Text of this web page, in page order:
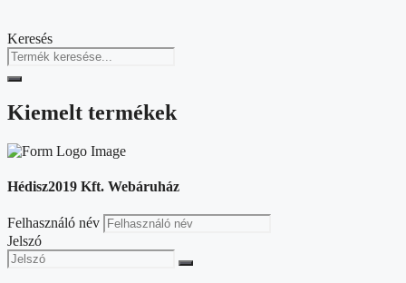
Keresés
Kiemelt termékek
Hédisz2019 Kft. Webáruház
Felhasználó név
Jelszó